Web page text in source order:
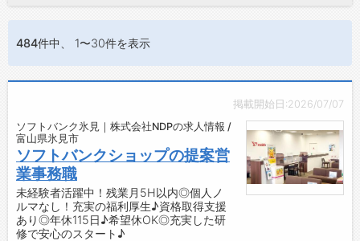
484件中、 1〜30件を表示
掲載開始日:2026/07/07
ソフトバンク氷見｜株式会社NDPの求人情報 /
富山県氷見市
ソフトバンクショップの提案営
業事務職
未経験者活躍中！残業月5H以内◎個人ノ
ルマなし！充実の福利厚生♪資格取得支援
あり◎年休115日♪希望休OK◎充実した研
修で安心のスタート♪